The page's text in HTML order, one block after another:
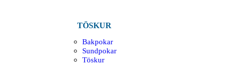
TÖSKUR
Bakpokar
Sundpokar
Töskur